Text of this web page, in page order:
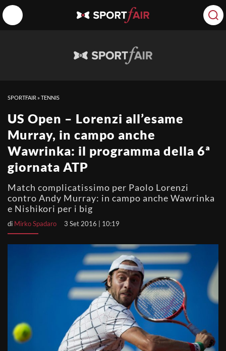
SPORTFAIR »TENNIS
US Open – Lorenzi all’esame
Murray, in campo anche
Wawrinka: il programma della 6ª
giornata ATP
Match complicatissimo per Paolo Lorenzi
contro Andy Murray: in campo anche Wawrinka
e Nishikori per i big
di Mirko Spadaro 3 Set 2016 | 10:19